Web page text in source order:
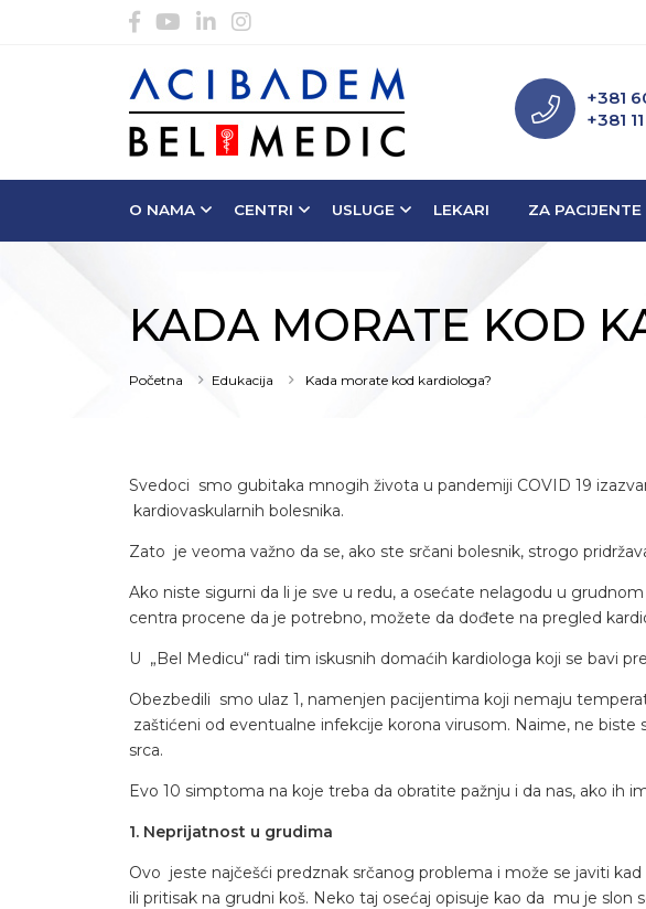
+381
+381
O NAMA CENTRI USLUGE LEKARI ZA PACIJENTE
KADA MORATE KOD
Početna Edukacija Kada morate kod kardiologa?
Svedoci smo gubitaka mnogih života u pandemiji COVID 19
kardiovaskularnih bolesnika.
Zato je veoma važno da se, ako ste srčani bolesnik, strogo
Ako niste sigurni da li je sve u redu, a osećate nelagodu u
centra procene da je potrebno, možete da dođete na pregled
U „Bel Medicu“ radi tim iskusnih domaćih kardiologa koji se bavi
Obezbedili smo ulaz 1, namenjen pacijentima koji nemaju
zaštićeni od eventualne infekcije korona virusom. Naime, ne
srca.
Evo 10 simptoma na koje treba da obratite pažnju i da nas, ako ih
1. Neprijatnost u grudima
Ovo jeste najčešći predznak srčanog problema i može se javiti
ili pritisak na grudni koš. Neko taj osećaj opisuje kao da mu je